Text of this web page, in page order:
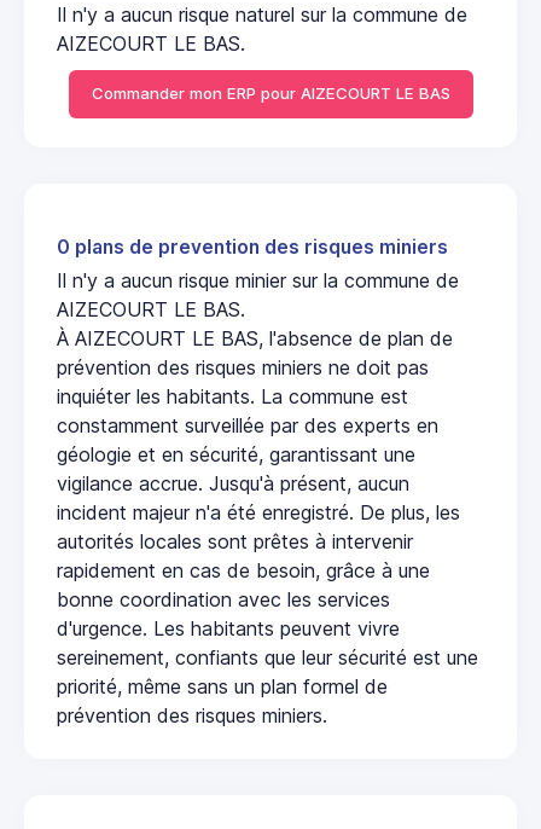
Il n'y a aucun risque naturel sur la commune de
AIZECOURT LE BAS.
Commander mon ERP pour AIZECOURT LE BAS
0 plans de prevention des risques miniers
Il n'y a aucun risque minier sur la commune de
AIZECOURT LE BAS.
À AIZECOURT LE BAS, l'absence de plan de
prévention des risques miniers ne doit pas
inquiéter les habitants. La commune est
constamment surveillée par des experts en
géologie et en sécurité, garantissant une
vigilance accrue. Jusqu'à présent, aucun
incident majeur n'a été enregistré. De plus, les
autorités locales sont prêtes à intervenir
rapidement en cas de besoin, grâce à une
bonne coordination avec les services
d'urgence. Les habitants peuvent vivre
sereinement, confiants que leur sécurité est une
priorité, même sans un plan formel de
prévention des risques miniers.